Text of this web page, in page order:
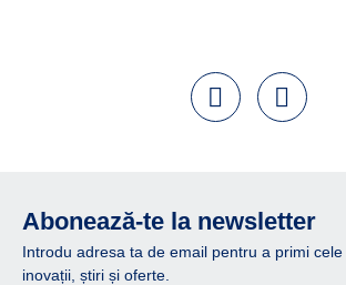
Abonează-te la newsletter
Introdu adresa ta de email pentru a primi
inovații, știri și oferte.